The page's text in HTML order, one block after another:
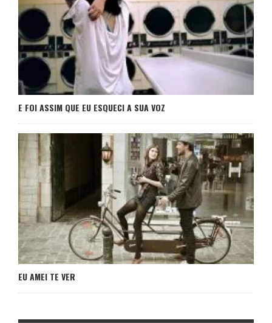
E FOI ASSIM QUE EU ESQUECI A SUA VOZ
EU AMEI TE VER